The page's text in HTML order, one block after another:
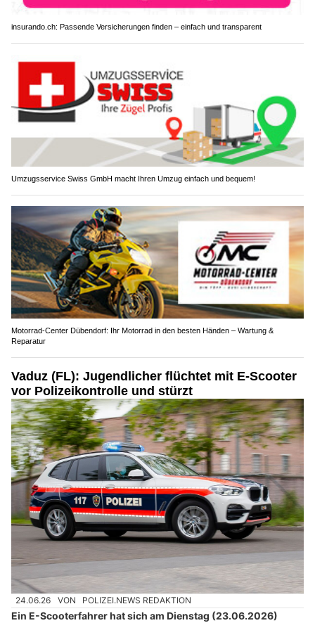
insurando.ch: Passende Versicherungen finden – einfach und transparent
Umzugsservice Swiss GmbH macht Ihren Umzug einfach und bequem!
Motorrad-Center Dübendorf: Ihr Motorrad in den besten Händen – Wartung &
Reparatur
Vaduz (FL): Jugendlicher flüchtet mit E-Scooter
vor Polizeikontrolle und stürzt
24.06.26 VON POLIZEI.NEWS REDAKTION
Ein E-Scooterfahrer hat sich am Dienstag (23.06.2026)